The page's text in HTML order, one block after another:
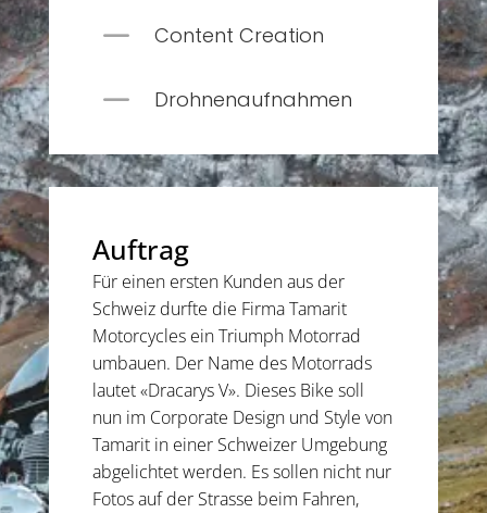
K Content Creation
K Drohnenaufnahmen
Auftrag
Für einen ersten Kunden aus der
Schweiz durfte die Firma Tamarit
Motorcycles ein Triumph Motorrad
umbauen. Der Name des Motorrads
lautet «Dracarys V». Dieses Bike soll
nun im Corporate Design und Style von
Tamarit in einer Schweizer Umgebung
abgelichtet werden. Es sollen nicht nur
Fotos auf der Strasse beim Fahren,